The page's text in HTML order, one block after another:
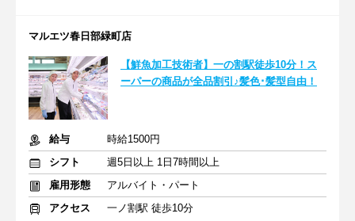
マルエツ春日部緑町店
【鮮魚加工技術者】一の割駅徒歩10分！ス
ーパーの商品が全品割引♪髪色･髪型自由！
給与
時給1500円
シフト
週5日以上 1日7時間以上
雇用形態
アルバイト・パート
アクセス
一ノ割駅 徒歩10分